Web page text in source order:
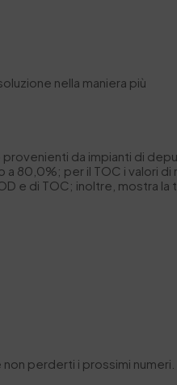
nella maniera più
da impianti di
80,0%; per il TOC i valori di
e di TOC; inoltre, mostra
perderti i prossimi numeri.